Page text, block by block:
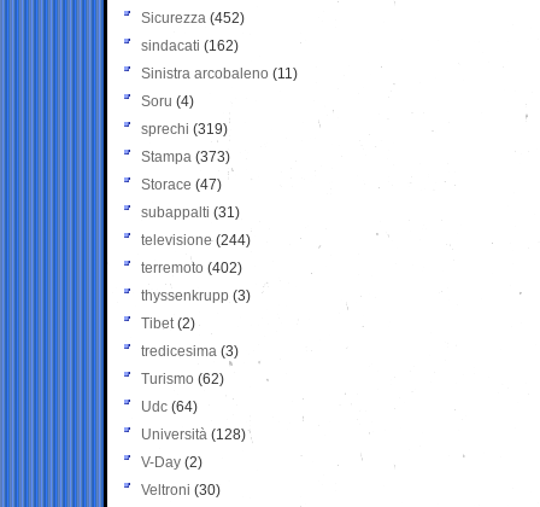
Sicurezza (452)
sindacati (162)
Sinistra arcobaleno (11)
Soru (4)
sprechi (319)
Stampa (373)
Storace (47)
subappalti (31)
televisione(244)
terremoto (402)
thyssenkrupp (3)
Tibet(2)
tredicesima (3)
Turismo (62)
Udc (64)
Università (128)
V-Day (2)
Veltroni (30)